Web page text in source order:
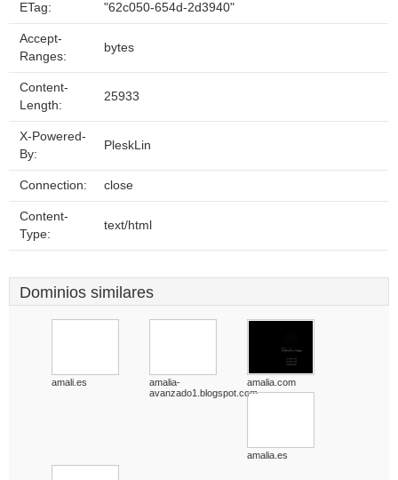
ETag: "62c050-654d-2d3940"
Accept-
Ranges:
bytes
Content-
Length:
25933
X-Powered-
By:
PleskLin
Connection: close
Content-
Type:
text/html
Dominios similares
amali.es
amalia-
avanzado1.blogspot.com
amalia.com
amalia.es